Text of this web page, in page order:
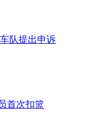
队提出申诉
首次扣篮